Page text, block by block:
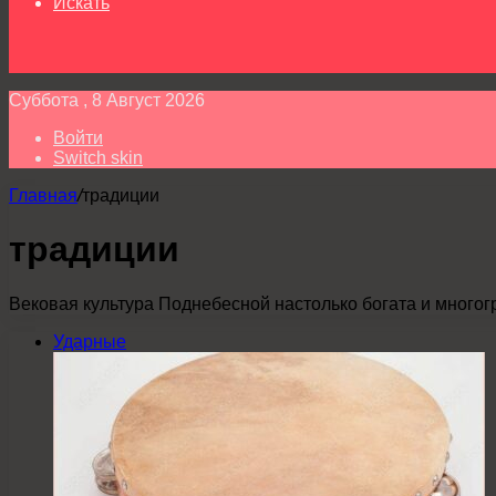
Суббота , 8 Август 2026
Войти
Switch skin
Главная/традиции
традиции
Вековая культура Поднебесной настолько богата и
Ударные